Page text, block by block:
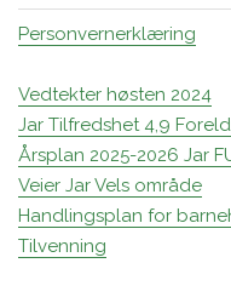
Personvernerklæring
Vedtekter høsten 2024
Jar Tilfredshet 4,9
Årsplan 2025-2026 Jar
Veier Jar Vels område
Handlingsplan for
Tilvenning